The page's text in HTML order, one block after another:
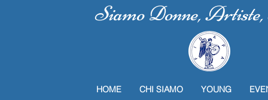
Siamo Donne,
HOME CHI SIAMO YOUNG